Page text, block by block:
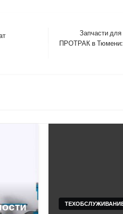
Next
Запчасти для
ПРОТРАК в Тюмени: